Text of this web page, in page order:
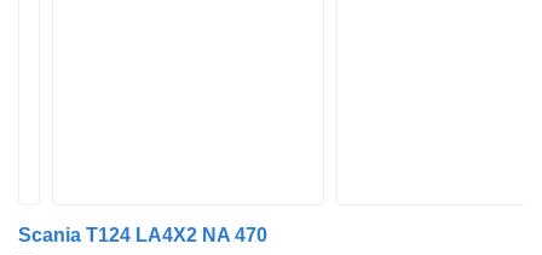
Scania T124 LA4X2 NA 470